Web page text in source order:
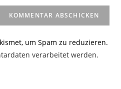
um Spam zu reduzieren.
verarbeitet werden.